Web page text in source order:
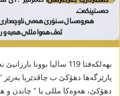
بھەلکەفتا 119 سالیا بوونا
پارێزگەھا دھۆکێ ب چاڤدێریا بەرێز
دھۆکێ، ھەوەکا مللی یا “ چاندن و